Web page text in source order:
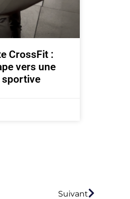
CrossFit :
vers une
sportive
Suivant